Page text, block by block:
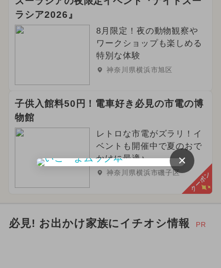
ラシア2026』
8月限定！夜の動物観察や
ワークショップも楽しめる
特別な体験
神奈川県横浜市旭区
子供入館料50円！電車好き必見の市電の博
物館
レトロな市電がズラリ！イ
ベントも開催中で夏のおで
かけに最適♪
神奈川県横浜市磯子区 クーポン
必見! お出かけ家族にイチオシ情報 PR
×